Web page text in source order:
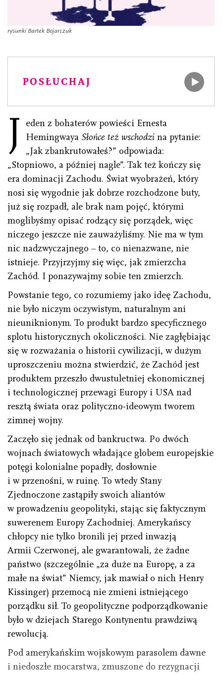
rysunki Bartek Bojarczuk
POSŁUCHAJ
J
eden z bohaterów powieści Ernesta
Hemingwaya Słońce też wschodzina pytanie:
„Jak zbankrutowałeś?” odpowiada:
„Stopniowo, a później nagle”. Tak też kończy się
era dominacji Zachodu. Świat wyobrażeń, który
nosi się wygodnie jak dobrze rozchodzone buty,
już się rozpadł, ale brak nam pojęć, którymi
moglibyśmy opisać rodzący się porządek, więc
niczego jeszcze nie zauważyliśmy. Nie ma w tym
nic nadzwyczajnego – to, co nienazwane, nie
istnieje. Przyjrzyjmy się więc, jak zmierzcha
Zachód. I ponazywajmy sobie ten zmierzch.
Powstanie tego, co rozumiemy jako ideę Zachodu,
nie było niczym oczywistym, naturalnym ani
nieuniknionym. To produkt bardzo specyficznego
splotu historycznych okoliczności. Nie zagłębiając
się w rozważania o historii cywilizacji, w dużym
uproszczeniu można stwierdzić, że Zachód jest
produktem przeszło dwustuletniej ekonomicznej
i technologicznej przewagi Europy i USA nad
resztą świata oraz polityczno-ideowym tworem
zimnej wojny.
Zaczęło się jednak od bankructwa. Po dwóch
wojnach światowych władające globem europejskie
potęgi kolonialne popadły, dosłownie
i w przenośni, w ruinę. To wtedy Stany
Zjednoczone zastąpiły swoich aliantów
w prowadzeniu geopolityki, stając się faktycznym
suwerenem Europy Zachodniej. Amerykańscy
chłopcy nie tylko bronili jej przed inwazją
Armii Czerwonej, ale gwarantowali, że żadne
państwo (szczególnie „za duże na Europę, a za
małe na świat” Niemcy, jak mawiał o nich Henry
Kissinger) przemocą nie zmieni istniejącego
porządku sił. To geopolityczne podporządkowanie
było w dziejach Starego Kontynentu prawdziwą
rewolucją.
Pod amerykańskim wojskowym parasolem dawne
i niedoszłe mocarstwa, zmuszone do rezygnacji